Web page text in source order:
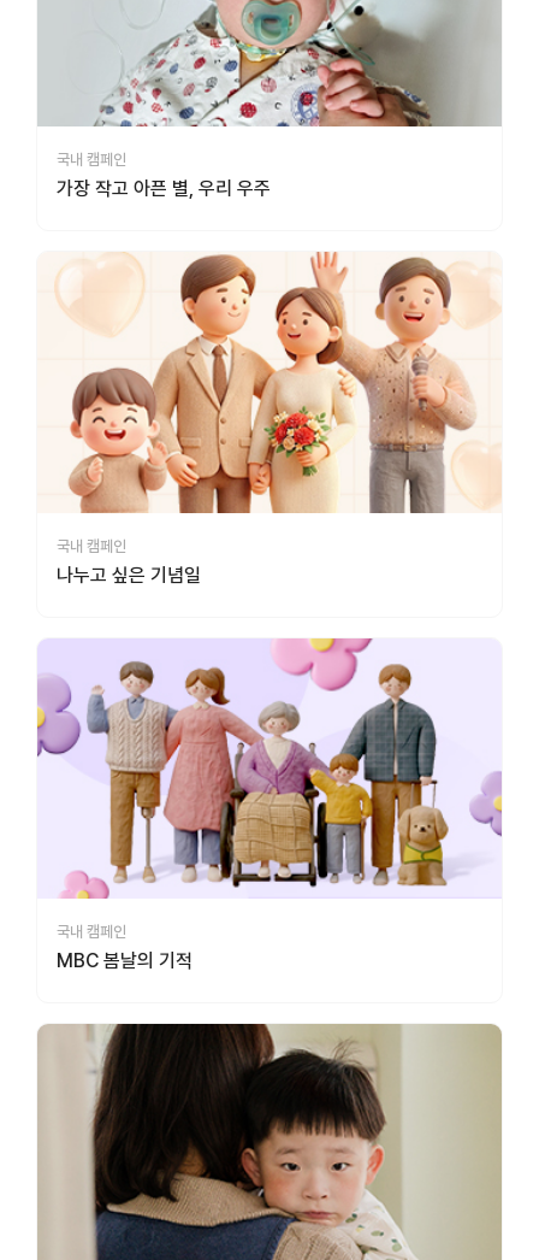
국내 캠페인
가장 작고 아픈 별, 우리 우주
국내 캠페인
나누고 싶은 기념일
국내 캠페인
MBC 봄날의 기적